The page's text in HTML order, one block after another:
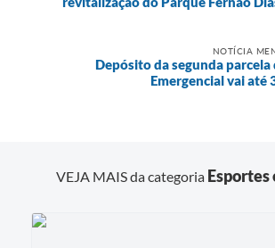
NOTÍCIA
Depósito da segunda
Emergencial vai até
VEJA MAIS da categoria Esportes